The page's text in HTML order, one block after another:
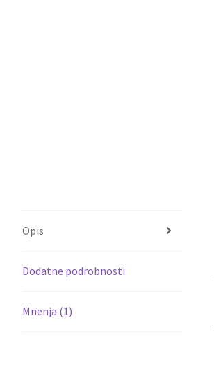
Opis
Dodatne podrobnosti
Mnenja (1)